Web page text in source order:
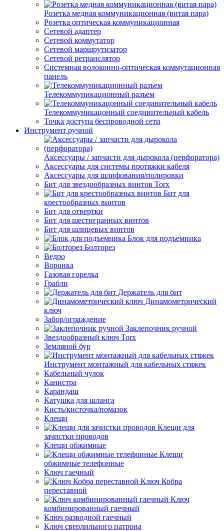
Розетка медная коммуникационная (витая пара)
Розетка оптическая коммуникационная
Сетевой адаптер
Сетевой коммутатор
Сетевой маршрутизатор
Сетевой ретранслятор
Системная волоконно-оптическая коммутационная
панель
Телекоммуникационный разъем
Телекоммуникацонный соединительный кабель
Точка доступа беспроводной сети
Инструмент ручной
Аксессуары / запчасти для дырокола (перфоратора)
Аксессуары для системы протяжки кабеля
Аксессуары для шлифования/полировки
Бит для звездообразных винтов Torx
Бит для
крестообразных винтов
Бит для отвертки
Бит для шестигранных винтов
Бит для шлицевых винтов
Блок для подъемника
Болторез
Ведро
Воронка
Газовая горелка
Грабли
Держатель для бит
Динамометрический
ключ
Забор/ограждение
Заклепочник ручной
Звездообразный ключ Torx
Земляной бур
Инструмент монтажный для кабельных стяжек
Кабельный чулок
Канистра
Карандаш
Катушка для шланга
Кисть/кисточка/помазок
Клещи
Клещи для
зачистки проводов
Клещи обжимные
Клещи
обжимные телефонные
Ключ гаечный
Ключ Кобра
переставной
Ключ
комбинированный гаечный
Ключ разводной гаечный
Ключ сверлильного патрона